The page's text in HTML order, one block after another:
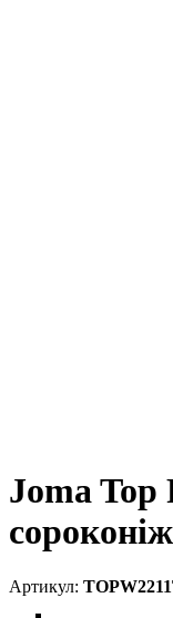
Joma Top